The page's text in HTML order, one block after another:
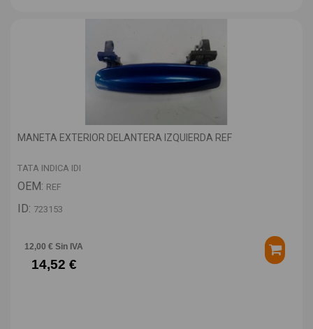
MANETA EXTERIOR DELANTERA IZQUIERDA REF
TATA INDICA IDI
OEM: REF
ID: 723153
12,00 € Sin IVA
14,52 €